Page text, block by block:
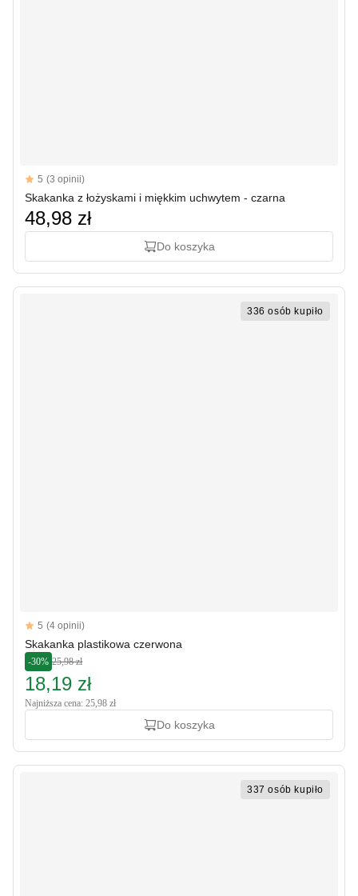
Reviews
5 out of 5 stars
5 (3 opinii)
Skakanka z łożyskami i miękkim uchwytem - czarna
48,98 zł
Do koszyka
336 osób kupiło
Reviews
5 out of 5 stars
5 (4 opinii)
Skakanka plastikowa czerwona
-30% 25,98 zł
18,19 zł
Najniższa cena: 25,98 zł
Do koszyka
337 osób kupiło